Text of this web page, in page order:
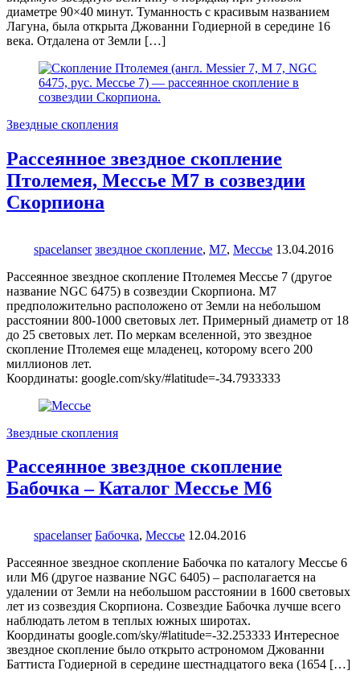
диаметре 90×40 минут. Туманность с красивым названием
Лагуна, была открыта Джованни Годиерной в середине 16
века. Отдалена от Земли […]
Звездные скопления
Рассеянное звездное скопление
Птолемея, Мессье М7 в созвездии
Скорпиона
spacelanser звездное скопление, М7, Мессье 13.04.2016
Рассеянное звездное скопление Птолемея Мессье 7 (другое
название NGC 6475) в созвездии Скорпиона. M7
предположительно расположено от Земли на небольшом
расстоянии 800-1000 световых лет. Примерный диаметр от 18
до 25 световых лет. По меркам вселенной, это звездное
скопление Птолемея еще младенец, которому всего 200
миллионов лет.
Координаты: google.com/sky/#latitude=-34.7933333
Звездные скопления
Рассеянное звездное скопление
Бабочка – Каталог Мессье М6
spacelanser Бабочка, Мессье 12.04.2016
Рассеянное звездное скопление Бабочка по каталогу Мессье 6
или M6 (другое название NGC 6405) – располагается на
удалении от Земли на небольшом расстоянии в 1600 световых
лет из созвездия Скорпиона. Созвездие Бабочка лучше всего
наблюдать летом в теплых южных широтах.
Координаты google.com/sky/#latitude=-32.253333 Интересное
звездное скопление было открыто астрономом Джованни
Баттиста Годиерной в середине шестнадцатого века (1654 […]